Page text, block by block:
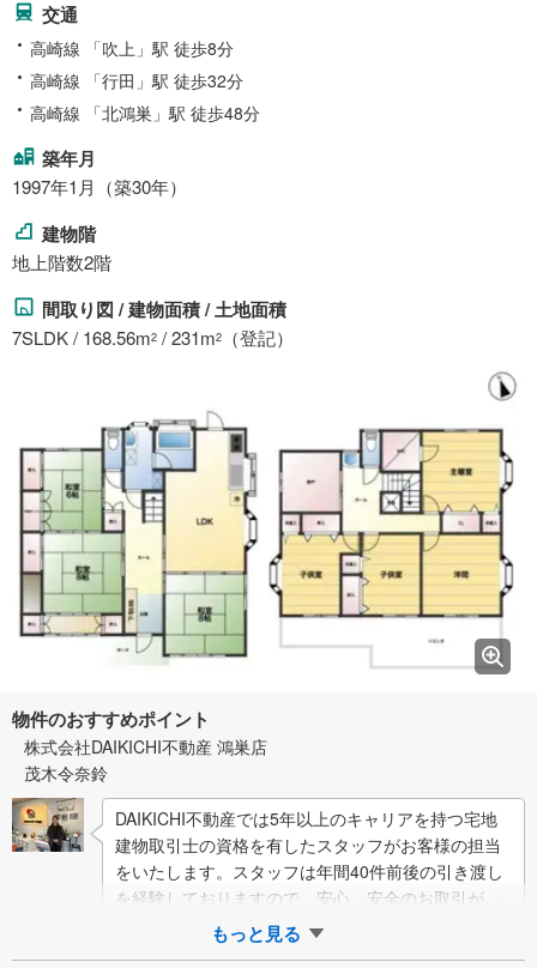
交通
高崎線 「吹上」駅 徒歩8分
高崎線 「行田」駅 徒歩32分
高崎線 「北鴻巣」駅 徒歩48分
築年月
1997年1月（築30年）
建物階
地上階数2階
間取り図 / 建物面積 / 土地面積
7SLDK / 168.56m2 / 231m2 （登記）
物件のおすすめポイント
株式会社DAIKICHI不動産 鴻巣店
茂木令奈鈴
DAIKICHI不動産では5年以上のキャリアを持つ宅地
建物取引士の資格を有したスタッフがお客様の担当
をいたします。スタッフは年間40件前後の引き渡し
を経験しておりますので、安心、安全のお取引がで
きる事をお約束いたします。住宅ローン…
もっと見る